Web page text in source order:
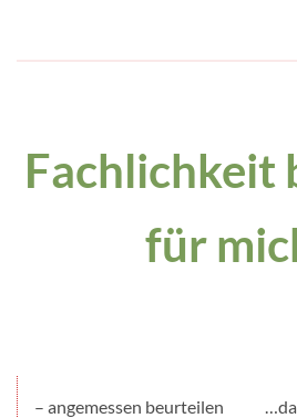
Fachlichkeit
für
– angemessen beurteilen